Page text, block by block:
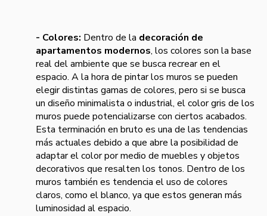
- Colores: Dentro de la decoración de
apartamentos modernos, los colores son la base
real del ambiente que se busca recrear en el
espacio. A la hora de pintar los muros se pueden
elegir distintas gamas de colores, pero si se busca
un diseño minimalista o industrial, el color gris de los
muros puede potencializarse con ciertos acabados.
Esta terminación en bruto es una de las tendencias
más actuales debido a que abre la posibilidad de
adaptar el color por medio de muebles y objetos
decorativos que resalten los tonos. Dentro de los
muros también es tendencia el uso de colores
claros, como el blanco, ya que estos generan más
luminosidad al espacio.